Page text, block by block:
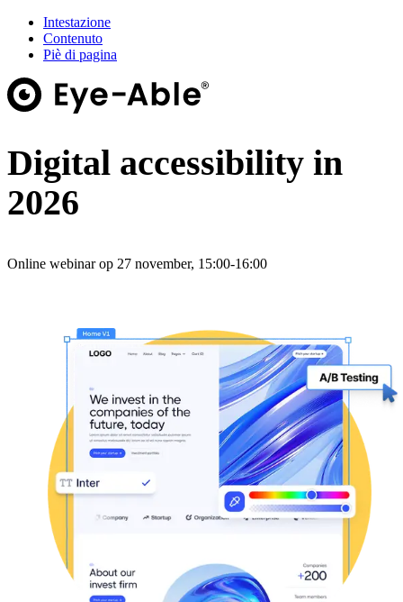
Intestazione
Contenuto
Piè di pagina
Digital accessibility in
2026
Online webinar op 27 november, 15:00-16:00